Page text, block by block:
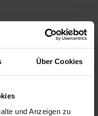
Über Cookies
und Anzeigen zu